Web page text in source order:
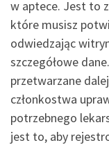
w aptece. Jest to
które musisz
odwiedzając
szczegółowe
przetwarzane
członkostwa
potrzebnego
jest to, aby